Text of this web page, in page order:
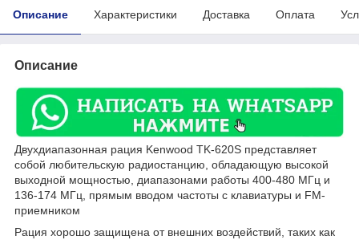
Описание Характеристики Доставка Оплата
Описание
Двухдиапазонная рация Kenwood TK-620S представляет
собой любительскую радиостанцию, обладающую высокой
выходной мощностью, диапазонами работы 400-480 МГц и
136-174 МГц, прямым вводом частоты с клавиатуры и FM-
приемником
Рация хорошо защищена от внешних воздействий, таких как